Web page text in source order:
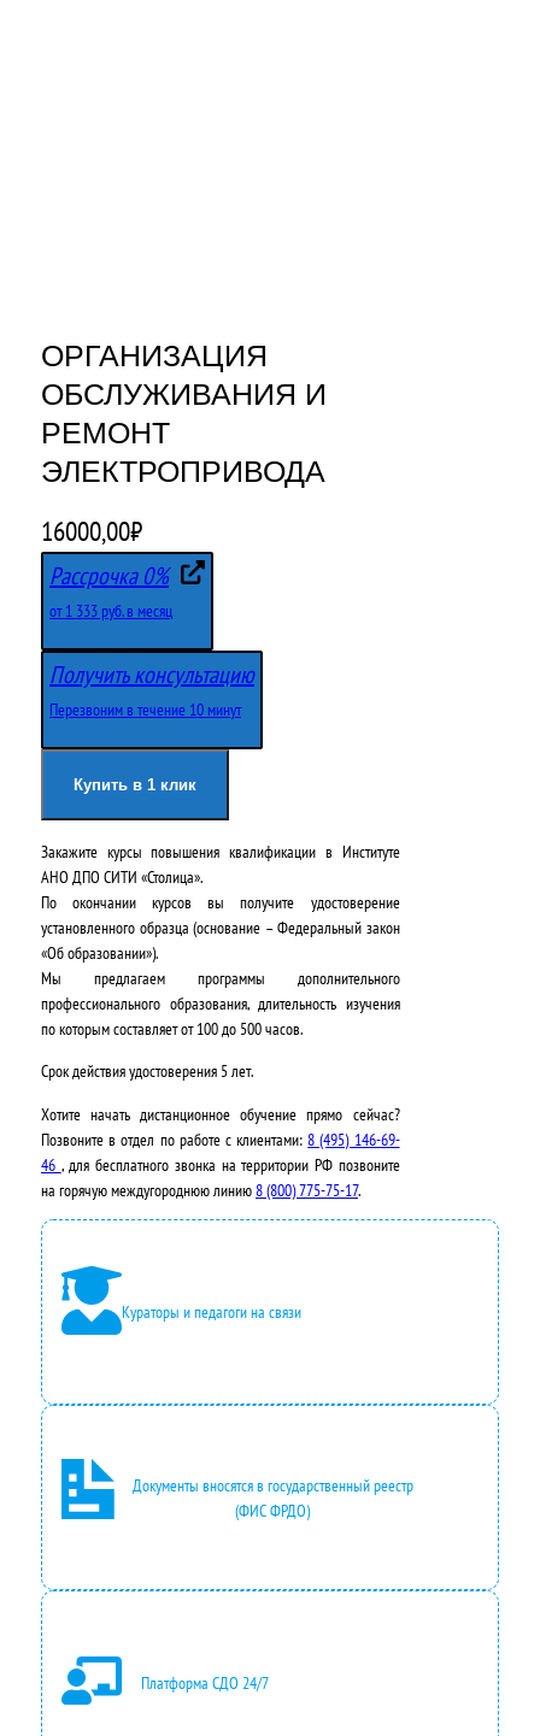
ОРГАНИЗАЦИЯ
ОБСЛУЖИВАНИЯ И
РЕМОНТ
ЭЛЕКТРОПРИВОДА
16000,00₽
Рассрочка 0%
от 1 333 руб. в месяц
Получить консультацию
Перезвоним в течение 10 минут
Купить в 1 клик
Закажите курсы повышения квалификации в Институте
АНО ДПО СИТИ «Столица».
По окончании курсов вы получите удостоверение
установленного образца (основание – Федеральный закон
«Об образовании»).
Мы предлагаем программы дополнительного
профессионального образования, длительность изучения
по которым составляет от 100 до 500 часов.
Срок действия удостоверения 5 лет.
Хотите начать дистанционное обучение прямо сейчас?
Позвоните в отдел по работе с клиентами:8 (495) 146-69-
46 , для бесплатного звонка на территории РФ позвоните
на горячую междугороднюю линию8 (800) 775-75-17.
Кураторы и педагоги на связи
Документы вносятся в государственный реестр
(ФИС ФРДО)
Платформа СДО 24/7